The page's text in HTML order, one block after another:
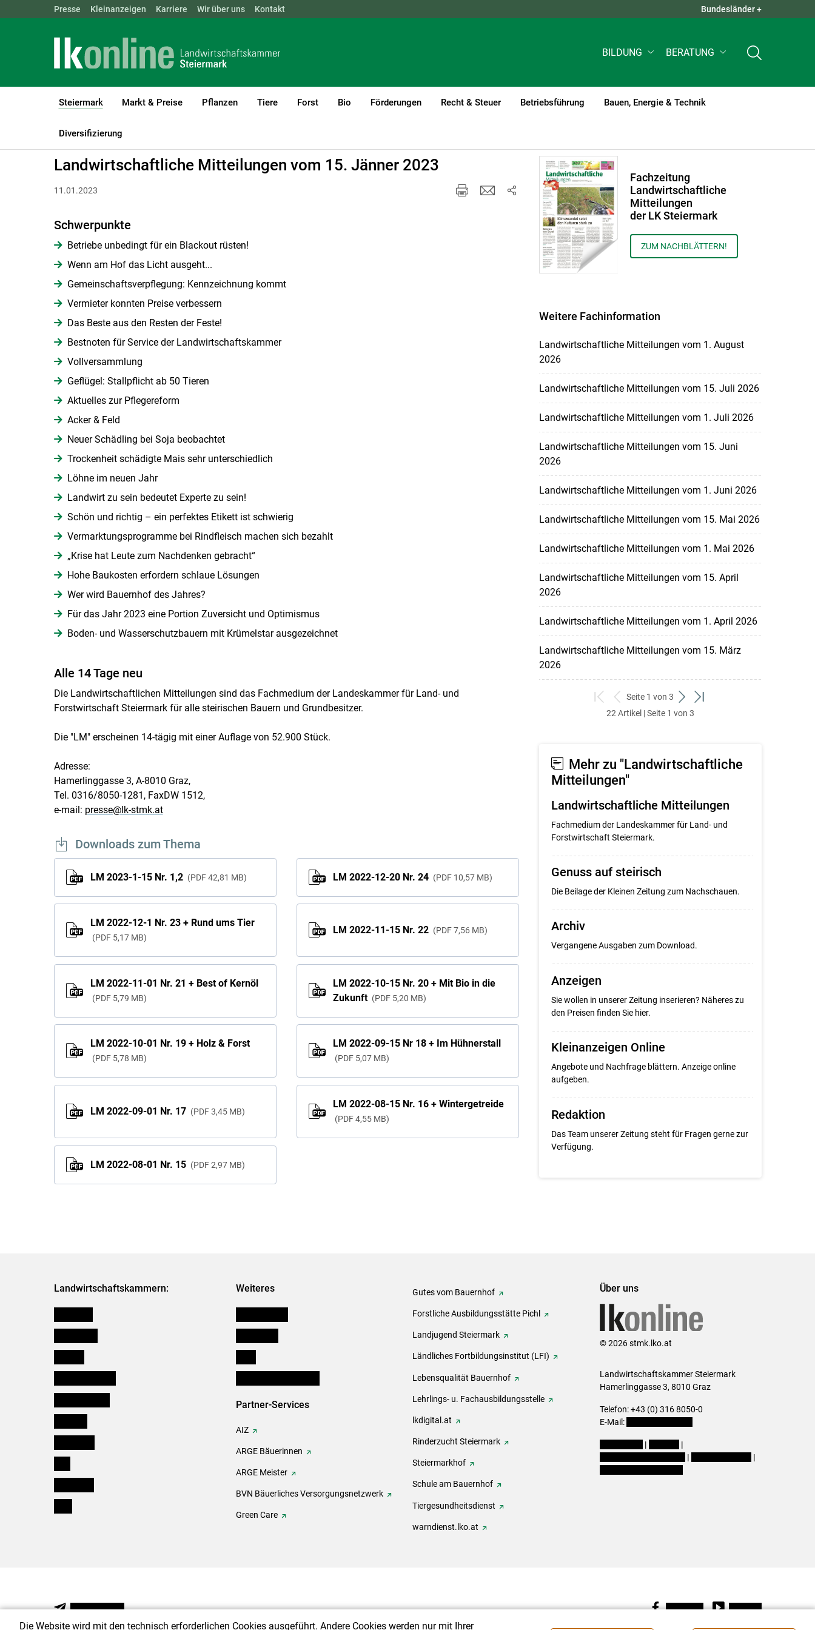
Landwirtschaftskammern: ÖSTERREICH BGLD KTN NÖ QUICK LINKS +
Presse Kleinanzeigen Karriere Wir über uns Kontakt Bundesländer +
BILDUNG BERATUNG
Steiermark
(current)1
Markt & Preise Pflanzen Tiere Forst Bio Förderungen Recht & Steuer Betriebsführung Bauen, Energie & Technik
Diversifizierung
LK Steiermark Steiermark
Landwirtschaftliche Mitteilungen vom 15. Jänner 2023
11.01.2023
Schwerpunkte
Betriebe unbedingt für ein Blackout rüsten!
Wenn am Hof das Licht ausgeht...
Gemeinschaftsverpflegung: Kennzeichnung kommt
Vermieter konnten Preise verbessern
Das Beste aus den Resten der Feste!
Bestnoten für Service der Landwirtschaftskammer
Vollversammlung
Geflügel: Stallpflicht ab 50 Tieren
Aktuelles zur Pflegereform
Acker & Feld
Neuer Schädling bei Soja beobachtet
Trockenheit schädigte Mais sehr unterschiedlich
Löhne im neuen Jahr
Landwirt zu sein bedeutet Experte zu sein!
Schön und richtig – ein perfektes Etikett ist schwierig
Vermarktungsprogramme bei Rindfleisch machen sich bezahlt
„Krise hat Leute zum Nachdenken gebracht“
Hohe Baukosten erfordern schlaue Lösungen
Wer wird Bauernhof des Jahres?
Für das Jahr 2023 eine Portion Zuversicht und Optimismus
Boden- und Wasserschutzbauern mit Krümelstar ausgezeichnet
Alle 14 Tage neu
Die Landwirtschaftlichen Mitteilungen sind das Fachmedium der Landeskammer für Land- und
Forstwirtschaft Steiermark für alle steirischen Bauern und Grundbesitzer.
Die "LM" erscheinen 14-tägig mit einer Auflage von 52.900 Stück.
Adresse:
Hamerlinggasse 3, A-8010 Graz,
Tel. 0316/8050-1281, FaxDW 1512,
e-mail: presse@lk-stmk.at
Downloads zum Thema
LM 2023-1-15 Nr. 1,2 PDF 42,81 MB LM 2022-12-20 Nr. 24 PDF 10,57 MB
LM 2022-12-1 Nr. 23 + Rund ums Tier
PDF 5,17 MB
LM 2022-11-15 Nr. 22 PDF 7,56 MB
LM 2022-11-01 Nr. 21 + Best of Kernöl
PDF 5,79 MB
LM 2022-10-15 Nr. 20 + Mit Bio in die
Zukunft
PDF 5,20 MB
LM 2022-10-01 Nr. 19 + Holz & Forst
PDF 5,78 MB
LM 2022-09-15 Nr 18 + Im Hühnerstall
PDF 5,07 MB
LM 2022-09-01 Nr. 17 PDF 3,45 MB
LM 2022-08-15 Nr. 16 + Wintergetreide
PDF 4,55 MB
LM 2022-08-01 Nr. 15 PDF 2,97 MB
Fachzeitung
Landwirtschaftliche
Mitteilungen
der LK Steiermark
ZUM NACHBLÄTTERN!
Weitere Fachinformation
Landwirtschaftliche Mitteilungen vom 1. August
2026
Landwirtschaftliche Mitteilungen vom 15. Juli 2026
Landwirtschaftliche Mitteilungen vom 1. Juli 2026
Landwirtschaftliche Mitteilungen vom 15. Juni
2026
Landwirtschaftliche Mitteilungen vom 1. Juni 2026
Landwirtschaftliche Mitteilungen vom 15. Mai 2026
Landwirtschaftliche Mitteilungen vom 1. Mai 2026
Landwirtschaftliche Mitteilungen vom 15. April
2026
Landwirtschaftliche Mitteilungen vom 1. April 2026
Landwirtschaftliche Mitteilungen vom 15. März
2026
zum
ersten
zurück
zum
Seite 1 von 3
weiter
zum
zum
22 Artikel | Seite 1 von 3
Mehr zu "Landwirtschaftliche
Mitteilungen"
Landwirtschaftliche Mitteilungen
Fachmedium der Landeskammer für Land- und
Forstwirtschaft Steiermark.
Genuss auf steirisch
Die Beilage der Kleinen Zeitung zum Nachschauen.
Archiv
Vergangene Ausgaben zum Download.
Anzeigen
Sie wollen in unserer Zeitung inserieren? Näheres zu
den Preisen finden Sie hier.
Kleinanzeigen Online
Angebote und Nachfrage blättern. Anzeige online
aufgeben.
Redaktion
Das Team unserer Zeitung steht für Fragen gerne zur
Verfügung.
Landwirtschaftskammern: Weiteres
Partner-Services
AIZ
ARGE Bäuerinnen
ARGE Meister
BVN Bäuerliches Versorgungsnetzwerk
Green Care
Gutes vom Bauernhof
Forstliche Ausbildungsstätte Pichl
Landjugend Steiermark
Ländliches Fortbildungsinstitut (LFI)
Lebensqualität Bauernhof
Lehrlings- u. Fachausbildungsstelle
lkdigital.at
Rinderzucht Steiermark
Steiermarkhof
Schule am Bauernhof
Tiergesundheitsdienst
warndienst.lko.at
Über uns
© 2026 stmk.lko.at
Landwirtschaftskammer Steiermark
Hamerlinggasse 3, 8010 Graz
Telefon: +43 (0) 316 8050-0
E-Mail:
|
|
|
|
NEWSLETTER Facebook Youtube
Die Website wird mit den technisch erforderlichen Cookies ausgeführt. Andere Cookies werden nur mit Ihrer